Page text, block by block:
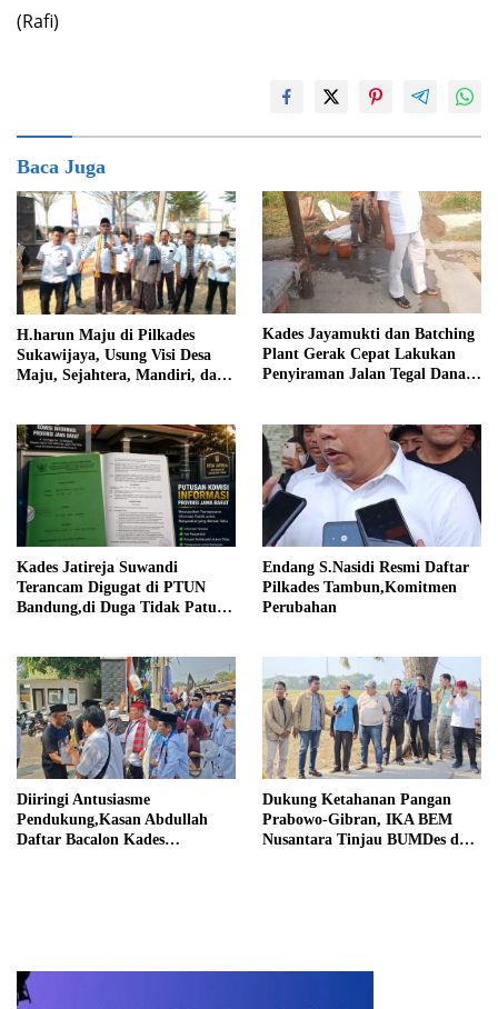
(Rafi)
Baca Juga
H.harun Maju di Pilkades
Sukawijaya, Usung Visi Desa
Maju, Sejahtera, Mandiri, dan
Kades Jayamukti dan Batching
Plant Gerak Cepat Lakukan
Penyiraman Jalan Tegal Danas
Kades Jatireja Suwandi
Terancam Digugat di PTUN
Bandung,di Duga Tidak Patuhi
Endang S.Nasidi Resmi Daftar
Pilkades Tambun,Komitmen
Perubahan
Diiringi Antusiasme
Pendukung,Kasan Abdullah
Daftar Bacalon Kades
Dukung Ketahanan Pangan
Prabowo-Gibran, IKA BEM
Nusantara Tinjau BUMDes dan